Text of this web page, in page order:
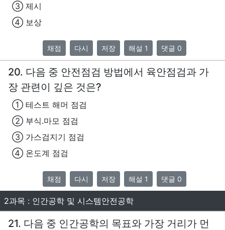
③ 제시
④ 보상
채점 다시 저장 해설 1 댓글 0
20. 다음 중 안전점검 방법에서 육안점검과 가
장 관련이 깊은 것은?
① 테스트 해머 점검
② 부식.마모 점검
③ 가스검지기 점검
④ 온도계 점검
채점 다시 저장 해설 1 댓글 0
2과목 : 인간공학 및 시스템안전공학
21. 다음 중 인간공학의 목표와 가장 거리가 먼